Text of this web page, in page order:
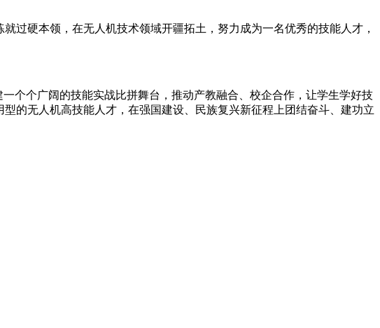
过硬本领，在无人机技术领域开疆拓土，努力成为一名优秀的技能人才，
个个广阔的技能实战比拼舞台，推动产教融合、校企合作，让学生学好技
的无人机高技能人才，在强国建设、民族复兴新征程上团结奋斗、建功立